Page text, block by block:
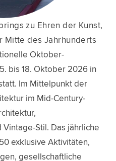
zu Ehren der Kunst,
Mitte des Jahrhunderts
Oktober-
bis 18. Oktober 2026 in
Im Mittelpunkt der
im Mid-Century-
Stil. Das jährliche
exklusive Aktivitäten,
gesellschaftliche